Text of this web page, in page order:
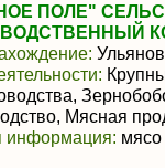
ПОЛЕ"
Мясная
информация: мясо